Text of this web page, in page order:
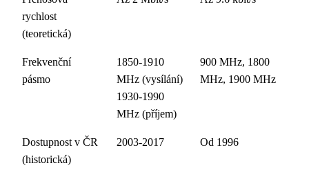
rychlost
(teoretická)
Frekvenční
pásmo
1850-1910
MHz (vysílání)
1930-1990
MHz (příjem)
900 MHz, 1800
MHz, 1900 MHz
Dostupnost v ČR
(historická)
2003-2017 Od 1996